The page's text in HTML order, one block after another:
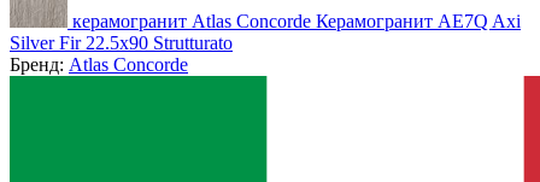
керамогранит Atlas Concorde Керамогранит AE7Q Axi
Silver Fir 22.5x90 Strutturato
Бренд: Atlas Concorde